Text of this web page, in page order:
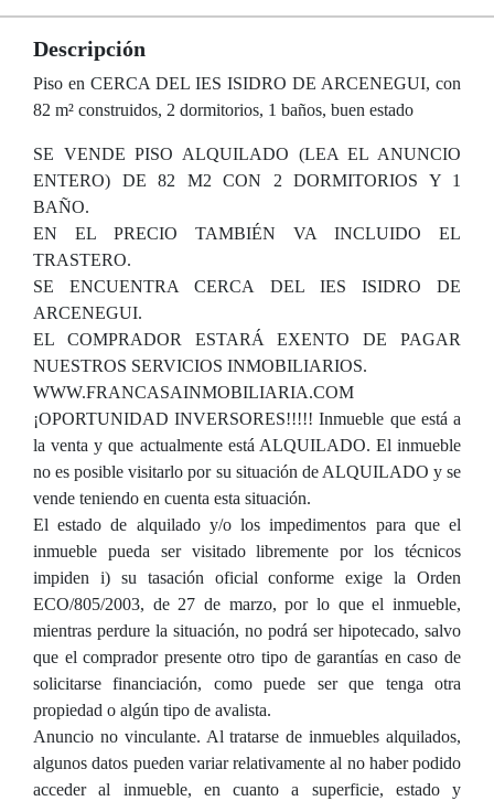
Descripción
Piso en CERCA DEL IES ISIDRO DE ARCENEGUI, con
82 m² construidos, 2 dormitorios, 1 baños, buen estado
SE VENDE PISO ALQUILADO (LEA EL ANUNCIO
ENTERO) DE 82 M2 CON 2 DORMITORIOS Y 1
BAÑO.
EN EL PRECIO TAMBIÉN VA INCLUIDO EL
TRASTERO.
SE ENCUENTRA CERCA DEL IES ISIDRO DE
ARCENEGUI.
EL COMPRADOR ESTARÁ EXENTO DE PAGAR
NUESTROS SERVICIOS INMOBILIARIOS.
WWW.FRANCASAINMOBILIARIA.COM
¡OPORTUNIDAD INVERSORES!!!!! Inmueble que está a
la venta y que actualmente está ALQUILADO. El inmueble
no es posible visitarlo por su situación de ALQUILADO y se
vende teniendo en cuenta esta situación.
El estado de alquilado y/o los impedimentos para que el
inmueble pueda ser visitado libremente por los técnicos
impiden i) su tasación oficial conforme exige la Orden
ECO/805/2003, de 27 de marzo, por lo que el inmueble,
mientras perdure la situación, no podrá ser hipotecado, salvo
que el comprador presente otro tipo de garantías en caso de
solicitarse financiación, como puede ser que tenga otra
propiedad o algún tipo de avalista.
Anuncio no vinculante. Al tratarse de inmuebles alquilados,
algunos datos pueden variar relativamente al no haber podido
acceder al inmueble, en cuanto a superficie, estado y